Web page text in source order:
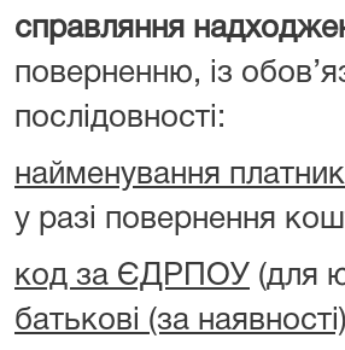
справляння
поверненню, із
послідовності:
найменування
у разі повернення
код за ЄДРПОУ (для
батькові (за